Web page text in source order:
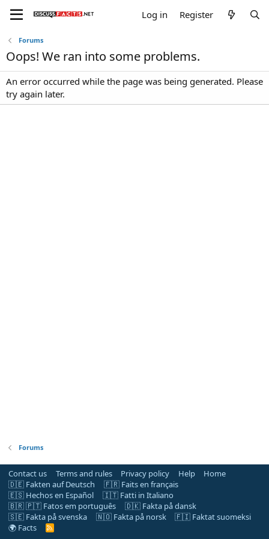
Log in Register
Forums
Oops! We ran into some problems.
An error occurred while the page was being generated. Please
try again later.
Forums
Contact us Terms and rules Privacy policy Help
Home
🇩🇪 Fakten auf Deutsch
🇫🇷 Faits en français
🇪🇸 Hechos en Español
🇮🇹 Fatti in Italiano
🇧🇷 🇵🇹 Fatos em português
🇩🇰 Fakta på dansk
🇸🇪 Fakta på svenska
🇳🇴 Fakta på norsk
🇫🇮 Faktat suomeksi
🌍 Facts
R